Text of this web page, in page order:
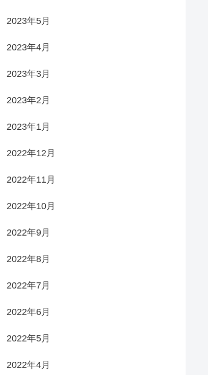
2023年5月
2023年4月
2023年3月
2023年2月
2023年1月
2022年12月
2022年11月
2022年10月
2022年9月
2022年8月
2022年7月
2022年6月
2022年5月
2022年4月